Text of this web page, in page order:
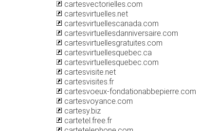
cartesvectorielles.com
cartesvirtuelles.net
cartesvirtuellescanada.com
cartesvirtuellesdanniversaire.com
cartesvirtuellesgratuites.com
cartesvirtuellesquebec.ca
cartesvirtuellesquebec.com
cartesvisite.net
cartesvisites.fr
cartesvoeux-fondationabbepierre.com
cartesvoyance.com
cartesy.biz
cartetel.free.fr